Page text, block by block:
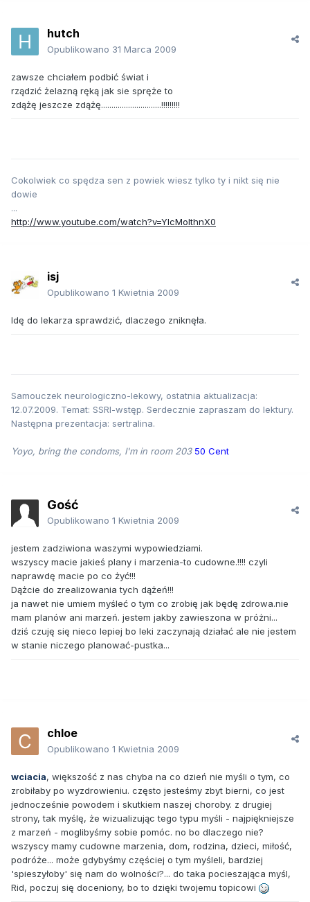
hutch
Opublikowano 31 Marca 2009
zawsze chciałem podbić świat i
rządzić żelazną ręką jak sie spręże to
zdążę jeszcze zdążę.............................!!!!!!!!!
Cokolwiek co spędza sen z powiek wiesz tylko ty i nikt się nie
dowie
...
http://www.youtube.com/watch?v=YIcMolthnX0
isj
Opublikowano 1 Kwietnia 2009
Idę do lekarza sprawdzić, dlaczego zniknęła.
Samouczek neurologiczno-lekowy, ostatnia aktualizacja:
12.07.2009. Temat: SSRI-wstęp. Serdecznie zapraszam do lektury.
Następna prezentacja: sertralina.
Yoyo, bring the condoms, I'm in room 203 50 Cent
Gość
Opublikowano 1 Kwietnia 2009
jestem zadziwiona waszymi wypowiedziami.
wszyscy macie jakieś plany i marzenia-to cudowne.!!!! czyli
naprawdę macie po co żyć!!!
Dążcie do zrealizowania tych dążeń!!!
ja nawet nie umiem myśleć o tym co zrobię jak będę zdrowa.nie
mam planów ani marzeń. jestem jakby zawieszona w próżni...
dziś czuję się nieco lepiej bo leki zaczynają działać ale nie jestem
w stanie niczego planować-pustka...
chloe
Opublikowano 1 Kwietnia 2009
wciacia, większość z nas chyba na co dzień nie myśli o tym, co
zrobiłaby po wyzdrowieniu. często jesteśmy zbyt bierni, co jest
jednocześnie powodem i skutkiem naszej choroby. z drugiej
strony, tak myślę, że wizualizując tego typu myśli - najpiękniejsze
z marzeń - moglibyśmy sobie pomóc. no bo dlaczego nie?
wszyscy mamy cudowne marzenia, dom, rodzina, dzieci, miłość,
podróże... może gdybyśmy częściej o tym myśleli, bardziej
'spieszyłoby' się nam do wolności?... do taka pocieszająca myśl,
Rid, poczuj się doceniony, bo to dzięki twojemu topicowi